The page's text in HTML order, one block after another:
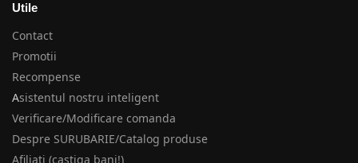
Utile
Contact
Promotii
Recompense
Asistentul nostru inteligent
Verificare/Modificare comanda
Despre SURUBARIE/Catalog produse
Afiliati (castiga bani!)